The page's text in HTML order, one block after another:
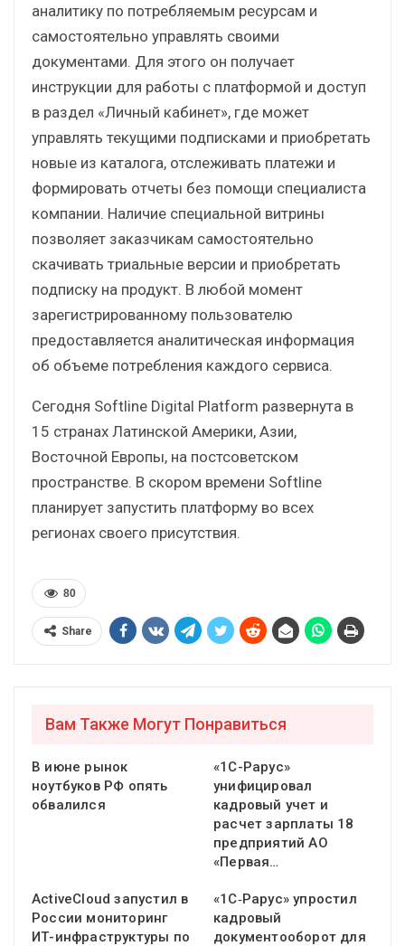
аналитику по потребляемым ресурсам и
самостоятельно управлять своими
документами. Для этого он получает
инструкции для работы с платформой и доступ
в раздел «Личный кабинет», где может
управлять текущими подписками и приобретать
новые из каталога, отслеживать платежи и
формировать отчеты без помощи специалиста
компании. Наличие специальной витрины
позволяет заказчикам самостоятельно
скачивать триальные версии и приобретать
подписку на продукт. В любой момент
зарегистрированному пользователю
предоставляется аналитическая информация
об объеме потребления каждого сервиса.
Сегодня Softline Digital Platform развернута в
15 странах Латинской Америки, Азии,
Восточной Европы, на постсоветском
пространстве. В скором времени Softline
планирует запустить платформу во всех
регионах своего присутствия.
80
Share
Вам Также Могут Понравиться
В июне рынок
ноутбуков РФ опять
обвалился
«1С-Рарус»
унифицировал
кадровый учет и
расчет зарплаты 18
предприятий АО
«Первая…
ActiveCloud запустил в
России мониторинг
ИТ-инфраструктуры по
«1С‑Рарус» упростил
кадровый
документооборот для